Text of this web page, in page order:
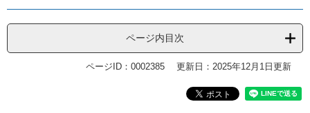
ページ内目次
ページID：0002385 更新日：2025年12月1日更新